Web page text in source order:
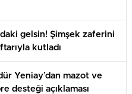
gelsin! Şimşek zaferini
kutladı
Yeniay’dan mazot ve
desteği açıklaması